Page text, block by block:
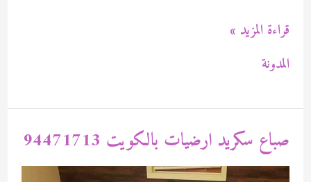
صباغ
ابوكسى
الاندلس
قراءة المزيد »
المدونة
صباع سكريد ارضيات بالكويت 94471713